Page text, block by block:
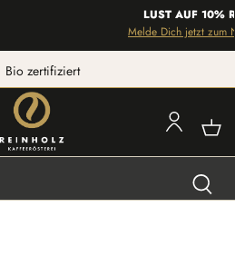
LUST AUF 10%
Melde Dich jetzt zum
Bio zertifiziert